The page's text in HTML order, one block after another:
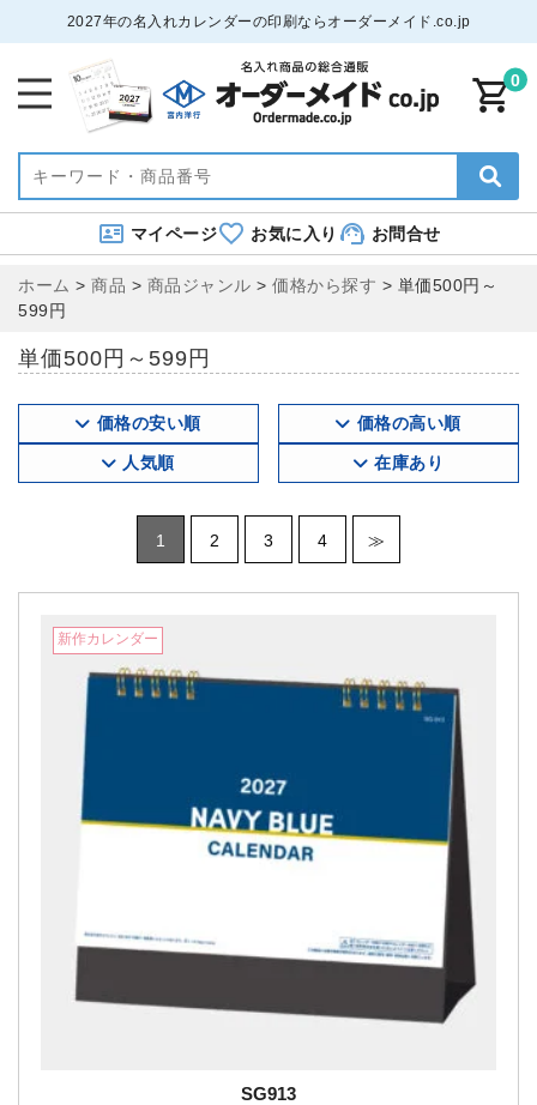
2027年の名入れカレンダーの印刷ならオーダーメイド.co.jp
0
マイページ お気に入り お問合せ
ホーム > 商品 > 商品ジャンル > 価格から探す > 単価500円～
599円
単価500円～599円
価格の安い順 価格の高い順
人気順 在庫あり
1 2 3 4 ≫
新作カレンダー
SG913